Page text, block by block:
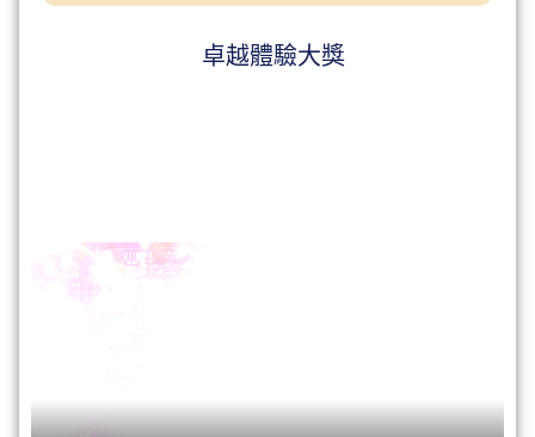
卓越體驗大獎